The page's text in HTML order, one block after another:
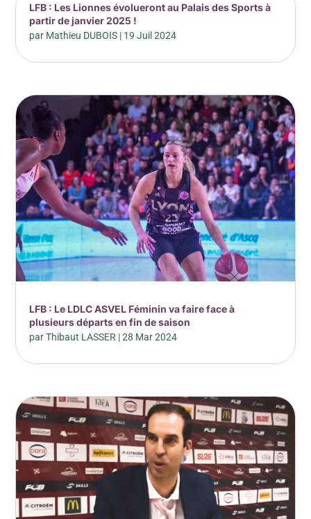
LFB : Les Lionnes évolueront au Palais des Sports à
partir de janvier 2025 !
par Mathieu DUBOIS | 19 Juil 2024
LFB : Le LDLC ASVEL Féminin va faire face à
plusieurs départs en fin de saison
parThibaut LASSER |28 Mar 2024